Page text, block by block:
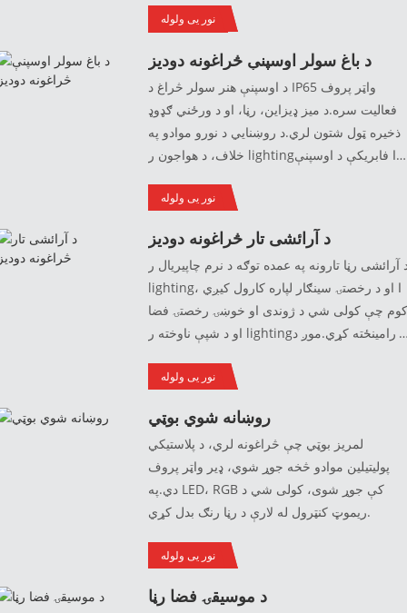
د دوی شاوخوا حرکت کول او نصب کول اسانه
مقاومت لري، لکه زنګ، غوړیدل، یا درز کول، کوم
چې دوی د بیروني کارونې لپاره یو ښه انتخاب
جوړوي. د دوی د ځانګړي جوړښت او ډیزاین له
امله، دوی د هغو کسانو لپاره مشهور انتخاب دی
چې غواړي د وریجو تولید وکړي. طبیعي او آرام
نور یی ولوله
د باغ سولر اوسپنې څراغونه دودیز
د اوسپنې هنر سولر څراغ د IP65 واټر پروف
فعالیت سره.د میز ډیزاین، رڼا، او د ورځني ګډوډ
ذخیره ټول شتون لري.د روښنايي د نورو موادو په
خلاف، د هواجون ر lightingا فابریکې د اوسپنې
مناسب دي ، د باد او باران څخه ویره نلري ، قوي
نور یی ولوله
د آرائشی تار څراغونه دودیز
آرائشی رڼا تارونه په عمده توګه د نرم چاپیریال ر
lightingا او د رخصتۍ سینګار لپاره کارول کیږي ،
چې کولی شي د ژوندی او خوښۍ رخصتۍ فضا
او د شپې ناوخته ر lightingا رامینځته کړي.موږ د
کوو.
نور یی ولوله
روښانه شوي بوټي
لمریز بوټي چې څراغونه لري، د پلاستيکي
پولیتیلین موادو څخه جوړ شوي، ډیر واټر پروف
دي.په LED، RGB کې جوړ شوی، کولی شي د
ریموټ کنټرول له لارې د رڼا رنګ بدل کړي.
نور یی ولوله
د موسیقۍ فضا رڼا